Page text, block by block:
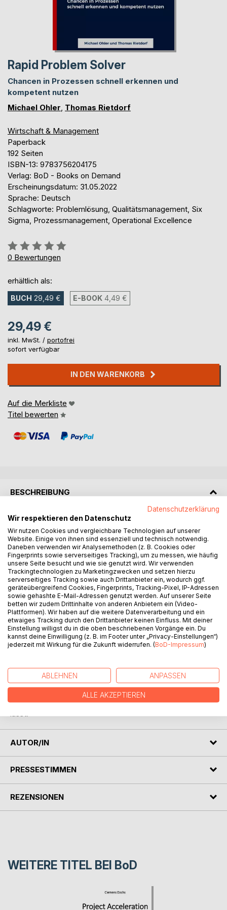
Rapid Problem Solver
Chancen in Prozessen schnell erkennen und
kompetent nutzen
Michael Ohler Thomas Rietdorf
Wirtschaft & Management
Paperback
192 Seiten
ISBN-13: 9783756204175
Verlag: BoD - Books on Demand
Erscheinungsdatum: 31.05.2022
Sprache: Deutsch
Schlagworte: Problemlösung, Qualitätsmanagement, Six
Sigma, Prozessmanagement, Operational Excellence
Bewertung::
0%
0 Bewertungen
erhältlich als:
BUCH 29,49 € E-BOOK 4,49 €
29,49 €
inkl. MwSt. / portofrei
sofort verfügbar
IN DEN WARENKORB
Auf die Merkliste
Titel bewerten
BESCHREIBUNG
Strukturierte und schnelle Problemlösung ist eine
Kernkompetenz im heutigen Unternehmensalltag, die es
direkt vor Ort aufzubauen gilt. Dieses Buch vermittelt dafür
die nötige Systematik und das Handwerkszeug. Es richtet
sich an Praktiker/innen, an Führungskräfte im unteren und
mittleren Management sowie an Studierende der Qualitäts-
und Wirtschaftswissenschaften.
In Ergänzung zu den etablierten Methoden der
Problemlösung, wie zum Beispiel Six Sigma, fokussiert
dieses Buch auf fünf häufige Arten von Problemklassen:
Reifegrad-, Abstimmungs-, Zeit- und Qualitätsprobleme
sowie Probleme der Messbarkeit. Für diese bietet es eine
leicht erlernbare und systematische Herangehensweise,
ist.
Für den Neuaufbau eines solchen Programmes bieten die
hier dargestellten Methoden einen pragmatischen Ansatz,
der sich später zu einem Six Sigma Programm erweitern
AUTOR/IN
PRESSESTIMMEN
REZENSIONEN
WEITERE TITEL BEI BoD
Datenschutzerklärung
Wir respektieren den Datenschutz
Wir nutzen Cookies und vergleichbare Technologien auf unserer
Website. Einige von ihnen sind essenziell und technisch notwendig.
Daneben verwenden wir Analysemethoden (z. B. Cookies oder
Fingerprints sowie serverseitiges Tracking), um zu messen, wie häufig
unsere Seite besucht und wie sie genutzt wird. Wir verwenden
Trackingtechnologien zu Marketingzwecken und setzen hierzu
serverseitiges Tracking sowie auch Drittanbieter ein, wodurch ggf.
geräteübergreifend Cookies, Fingerprints, Tracking-Pixel, IP-Adressen
sowie gehashte E-Mail-Adressen genutzt werden. Auf unserer Seite
betten wir zudem Drittinhalte von anderen Anbietern ein (Video-
Plattformen). Wir haben auf die weitere Datenverarbeitung und ein
etwaiges Tracking durch den Drittanbieter keinen Einfluss. Mit deiner
Einstellung willigst du in die oben beschriebenen Vorgänge ein. Du
kannst deine Einwilligung (z. B. im Footer unter „Privacy-Einstellungen“)
jederzeit mit Wirkung für die Zukunft widerrufen. (BoD-Impressum)
ABLEHNEN ANPASSEN
ALLE AKZEPTIEREN